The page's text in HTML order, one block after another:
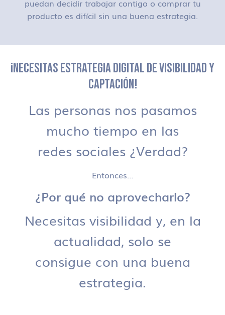
puedan decidir trabajar contigo o comprar tu
producto es difícil sin una buena estrategia.
¡NECESITAS ESTRATEGIA DIGITAL DE VISIBILIDAD Y
CAPTACIÓN!
Las personas nos pasamos
mucho tiempo en las
redes sociales ¿Verdad?
Entonces…
¿Por qué no aprovecharlo?
Necesitas visibilidad y, en la
actualidad, solo se
consigue con una buena
estrategia.